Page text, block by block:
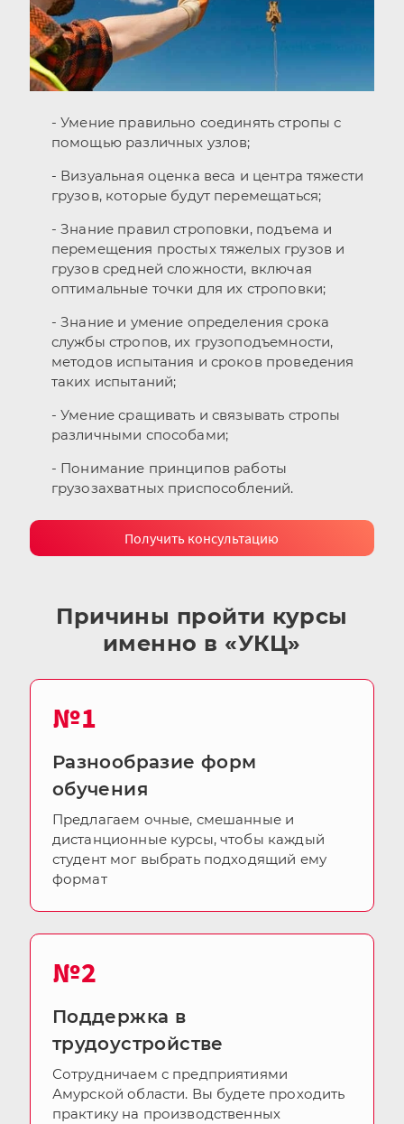
- Умение правильно соединять стропы с
помощью различных узлов;
- Визуальная оценка веса и центра тяжести
грузов, которые будут перемещаться;
- Знание правил строповки, подъема и
перемещения простых тяжелых грузов и
грузов средней сложности, включая
оптимальные точки для их строповки;
- Знание и умение определения срока
службы стропов, их грузоподъемности,
методов испытания и сроков проведения
таких испытаний;
- Умение сращивать и связывать стропы
различными способами;
- Понимание принципов работы
грузозахватных приспособлений.
Получить консультацию
Причины пройти курсы
именно в «УКЦ»
№1
Разнообразие форм
обучения
Предлагаем очные, смешанные и
дистанционные курсы, чтобы каждый
студент мог выбрать подходящий ему
формат
№2
Поддержка в
трудоустройстве
Сотрудничаем с предприятиями
Амурской области. Вы будете проходить
практику на производственных